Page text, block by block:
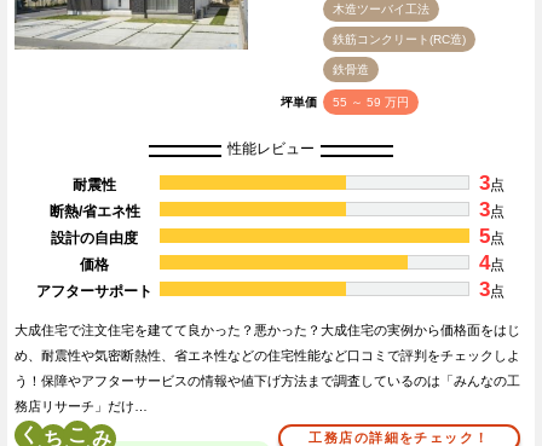
木造ツーバイ工法
鉄筋コンクリート(RC造)
鉄骨造
坪単価 55 ～ 59 万円
性能レビュー
耐震性 3点
断熱/省エネ性
3点
設計の自由度
5点
価格
4点
アフターサポート
3点
大成住宅で注文住宅を建てて良かった？悪かった？大成住宅の実例から価格面をはじ
め、耐震性や気密断熱性、省エネ性などの住宅性能など口コミで評判をチェックしよ
う！保障やアフターサービスの情報や値下げ方法まで調査しているのは「みんなの工
務店リサーチ」だけ…
く こ 工務店の詳細をチェック！